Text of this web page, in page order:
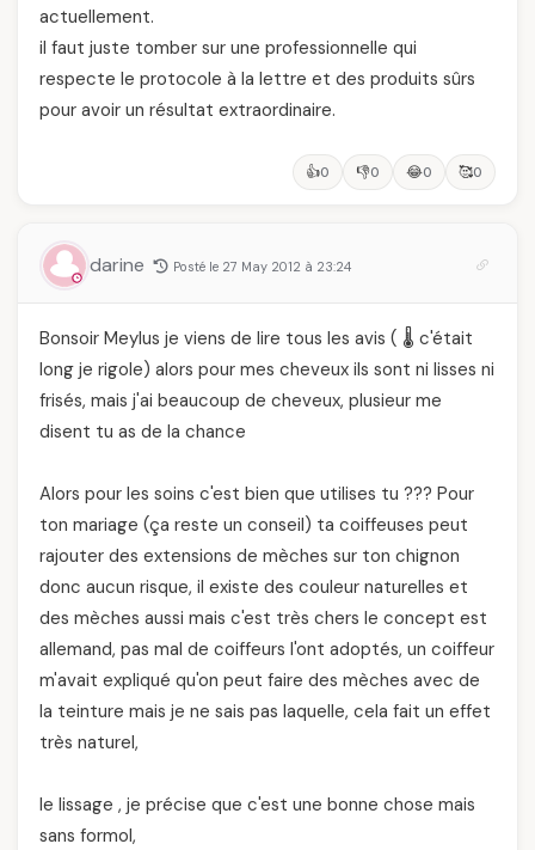
actuellement.
il faut juste tomber sur une professionnelle qui
respecte le protocole à la lettre et des produits sûrs
pour avoir un résultat extraordinaire.
👍0 👎0 😂0 🥰0
darine Posté le 27 May 2012 à 23:24
Bonsoir Meylus je viens de lire tous les avis ( 🌡️ c'était
long je rigole) alors pour mes cheveux ils sont ni lisses ni
frisés, mais j'ai beaucoup de cheveux, plusieur me
disent tu as de la chance
Alors pour les soins c'est bien que utilises tu ??? Pour
ton mariage (ça reste un conseil) ta coiffeuses peut
rajouter des extensions de mèches sur ton chignon
donc aucun risque, il existe des couleur naturelles et
des mèches aussi mais c'est très chers le concept est
allemand, pas mal de coiffeurs l'ont adoptés, un coiffeur
m'avait expliqué qu'on peut faire des mèches avec de
la teinture mais je ne sais pas laquelle, cela fait un effet
très naturel,
le lissage , je précise que c'est une bonne chose mais
sans formol,